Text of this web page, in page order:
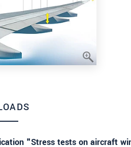
"Stress tests on aircraft